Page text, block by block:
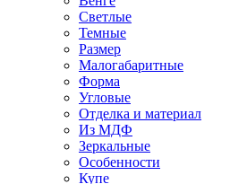
Светлые
Темные
Размер
Малогабаритные
Форма
Угловые
Отделка и материал
Из МДФ
Зеркальные
Особенности
Купе